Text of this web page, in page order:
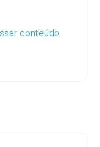
conteúdo